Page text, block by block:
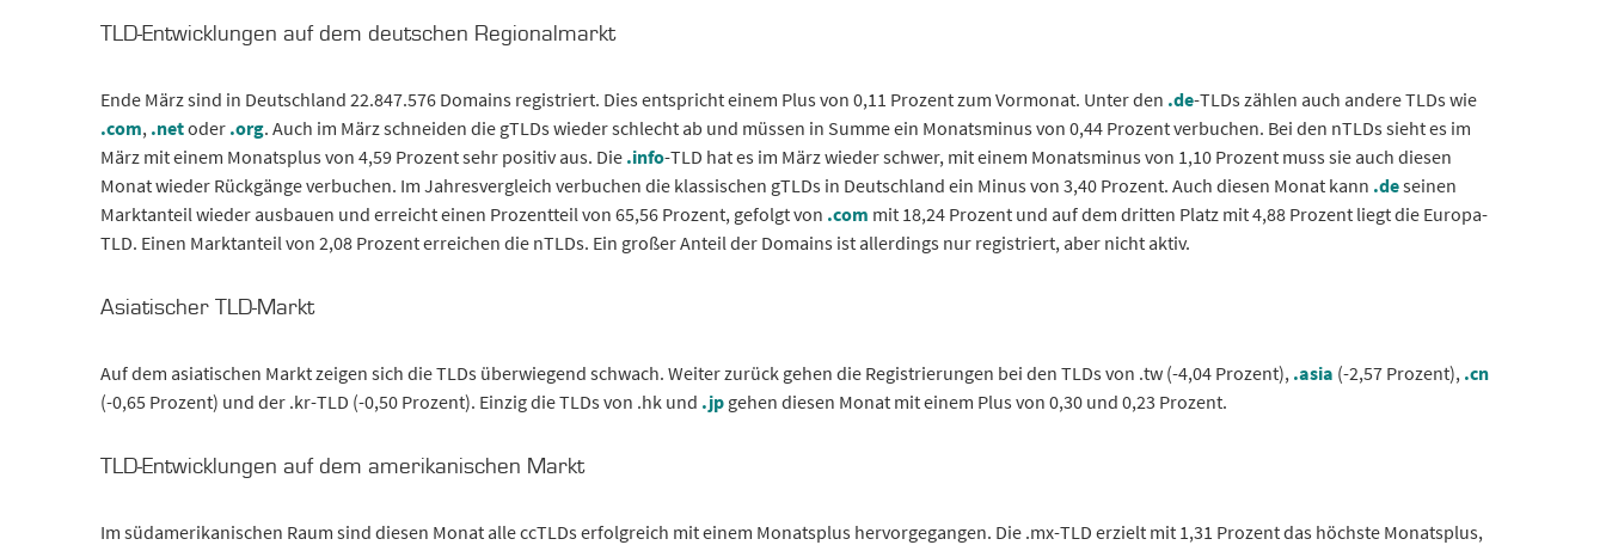
TLD-Entwicklungen auf dem deutschen Regionalmarkt
Ende März sind in Deutschland 22.847.576 Domains registriert. Dies entspricht einem Plus von 0,11 Prozent zum Vormonat. Unter den .de-TLDs zählen auch andere TLDs wie
.com, .netoder .org. Auch im März schneiden die gTLDs wieder schlecht ab und müssen in Summe ein Monatsminus von 0,44 Prozent verbuchen. Bei den nTLDs sieht es im
März mit einem Monatsplus von 4,59 Prozent sehr positiv aus. Die .info-TLD hat es im März wieder schwer, mit einem Monatsminus von 1,10 Prozent muss sie auch diesen
Monat wieder Rückgänge verbuchen. Im Jahresvergleich verbuchen die klassischen gTLDs in Deutschland ein Minus von 3,40 Prozent. Auch diesen Monat kann .deseinen
Marktanteil wieder ausbauen und erreicht einen Prozentteil von 65,56 Prozent, gefolgt von .com mit 18,24 Prozent und auf dem dritten Platz mit 4,88 Prozent liegt die Europa-
TLD. Einen Marktanteil von 2,08 Prozent erreichen die nTLDs. Ein großer Anteil der Domains ist allerdings nur registriert, aber nicht aktiv.
Asiatischer TLD-Markt
Auf dem asiatischen Markt zeigen sich die TLDs überwiegend schwach. Weiter zurück gehen die Registrierungen bei den TLDs von .tw (-4,04 Prozent), .asia (-2,57 Prozent), .cn
(-0,65 Prozent) und der .kr-TLD (-0,50 Prozent). Einzig die TLDs von .hk und .jp gehen diesen Monat mit einem Plus von 0,30 und 0,23 Prozent.
TLD-Entwicklungen auf dem amerikanischen Markt
Im südamerikanischen Raum sind diesen Monat alle ccTLDs erfolgreich mit einem Monatsplus hervorgegangen. Die .mx-TLD erzielt mit 1,31 Prozent das höchste Monatsplus,